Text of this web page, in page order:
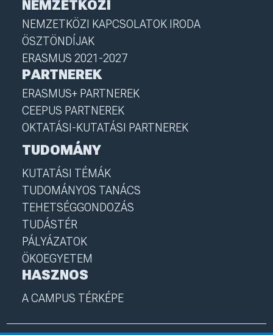
NEMZETKÖZI
NEMZETKÖZI KAPCSOLATOK IRODA
ÖSZTÖNDÍJAK
ERASMUS 2021-2027
PARTNEREK
ERASMUS+ PARTNEREK
CEEPUS PARTNEREK
OKTATÁSI-KUTATÁSI PARTNEREK
TUDOMÁNY
KUTATÁSI TÉMÁK
TUDOMÁNYOS TANÁCS
TEHETSÉGGONDOZÁS
TUDÁSTÉR
PÁLYÁZATOK
ÖKOEGYETEM
HASZNOS
A CAMPUS TÉRKÉPE